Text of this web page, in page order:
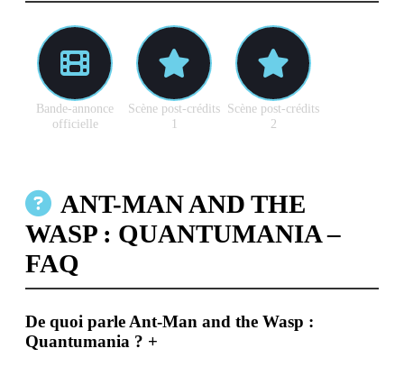
Bande-annonce
officielle
Scène post-crédits
1
Scène post-crédits
2
ANT-MAN AND THE
WASP : QUANTUMANIA –
FAQ
De quoi parle Ant-Man and the Wasp :
Quantumania ? +